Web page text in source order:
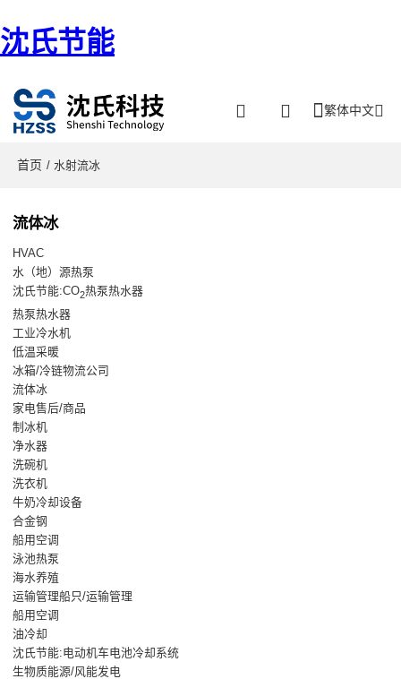
沈氏节能
繁体中文
首页 / 水射流冰
流体冰
HVAC
水（地）源热泵
沈氏节能:CO2热泵热水器
热泵热水器
工业冷水机
低温采暖
冰箱/冷链物流公司
流体冰
家电售后/商品
制冰机
净水器
洗碗机
洗衣机
牛奶冷却设备
合金钢
船用空调
泳池热泵
海水养殖
运输管理船只/运输管理
船用空调
油冷却
沈氏节能:电动机车电池冷却系统
生物质能源/风能发电